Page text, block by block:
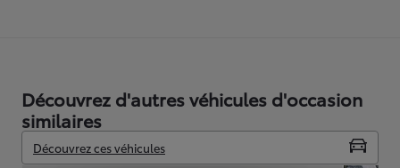
Découvrez d'autres véhicules d'occasion
similaires
Découvrez ces véhicules